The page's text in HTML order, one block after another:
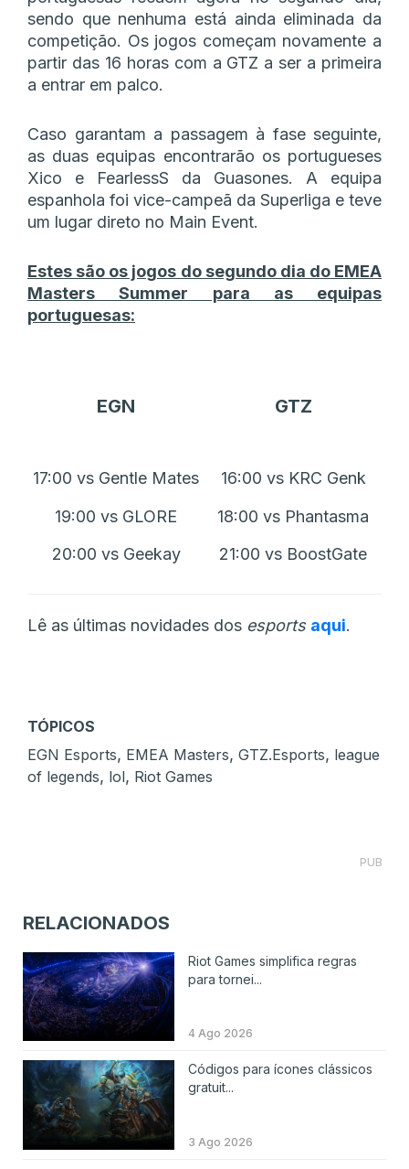
sendo que nenhuma está ainda eliminada da
competição. Os jogos começam novamente a
partir das 16 horas com a GTZ a ser a primeira
a entrar em palco.
Caso garantam a passagem à fase seguinte,
as duas equipas encontrarão os portugueses
Xico e FearlessS da Guasones. A equipa
espanhola foi vice-campeã da Superliga e teve
um lugar direto no Main Event.
Estes são os jogos do segundo dia do EMEA
Masters Summer para as equipas
portuguesas:
EGN GTZ
17:00 vs Gentle Mates
16:00 vs KRC Genk
19:00 vs GLORE
18:00 vs Phantasma
20:00 vs Geekay
21:00 vs BoostGate
Lê as últimas novidades dos esports aqui.
TÓPICOS
EGN Esports, EMEA Masters, GTZ.Esports, league
of legends, lol, Riot Games
PUB
RELACIONADOS
Riot Games simplifica regras
para tornei...
4 Ago 2026
Códigos para ícones clássicos
gratuit...
3 Ago 2026